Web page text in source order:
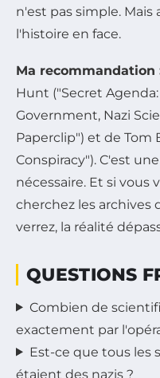
n'est pas simple.
l'histoire en face.
Ma recommandation
Hunt ("Secret
Government, Nazi
Paperclip") et de Tom
Conspiracy"). C'est
nécessaire. Et si vous
cherchez les archives
verrez, la réalité
QUESTIONS
Combien de
exactement par
Est-ce que tous les
étaient des nazis ?